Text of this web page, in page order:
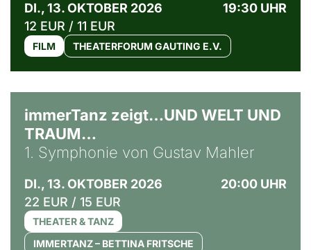
DI., 13. OKTOBER 2026
19:30 UHR
12 EUR / 11 EUR
FILM THEATERFORUM GAUTING E.V.
immerTanz zeigt…UND WELT UND
TRAUM…
1. Symphonie von Gustav Mahler
DI., 13. OKTOBER 2026
20:00 UHR
22 EUR / 15 EUR
THEATER & TANZ
IMMERTANZ – BETTINA FRITSCHE